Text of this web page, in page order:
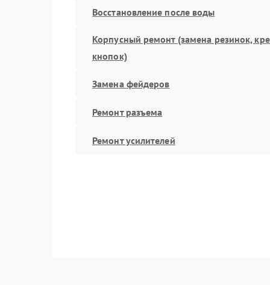
Восстановление после воды
Корпусный ремонт (замена резинок,
кнопок)
Замена фейдеров
Ремонт разъема
Ремонт усилителей